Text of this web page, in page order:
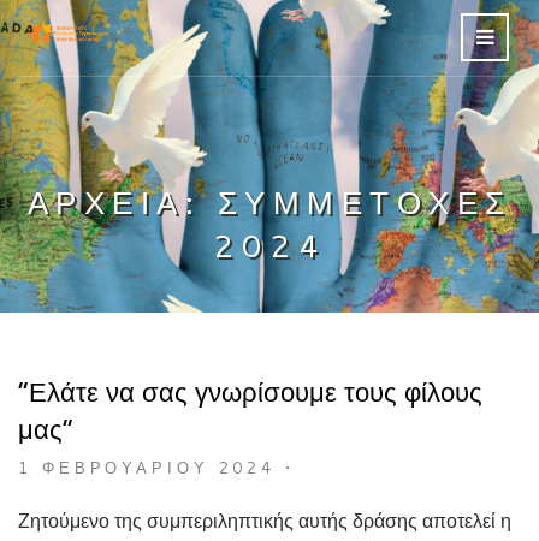
ΑΡΧΕΊΑ:ΣΥΜΜΕΤΟΧΈΣ
2024
“Ελάτε να σας γνωρίσουμε τους φίλους
μας”
1 ΦΕΒΡΟΥΑΡΊΟΥ 2024 •
Ζητούμενο της συμπεριληπτικής αυτής δράσης αποτελεί η